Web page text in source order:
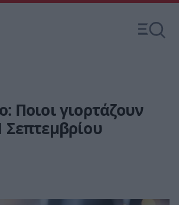
Ποιοι γιορτάζουν
Σεπτεμβρίου